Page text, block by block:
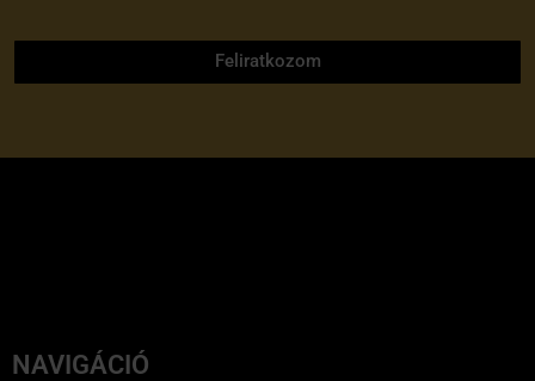
Feliratkozom
NAVIGÁCIÓ